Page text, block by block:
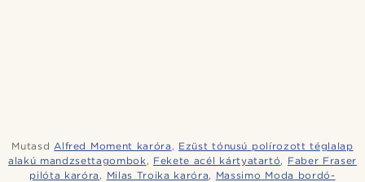
Mutasd Alfred Moment karóra , Ezüst tónusú polírozott téglalap
alakú mandzsettagombok , Fekete acél kártyatartó, Faber Fraser
pilóta karóra , Milas Troika karóra, Massimo Moda bordó-